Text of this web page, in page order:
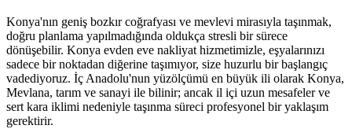
Konya'nın geniş bozkır coğrafyası ve mevlevi mirasıyla taşınmak,
doğru planlama yapılmadığında oldukça stresli bir sürece
dönüşebilir. Konya evden eve nakliyat hizmetimizle, eşyalarınızı
sadece bir noktadan diğerine taşımıyor, size huzurlu bir başlangıç
vadediyoruz. İç Anadolu'nun yüzölçümü en büyük ili olarak Konya,
Mevlana, tarım ve sanayi ile bilinir; ancak il içi uzun mesafeler ve
sert kara iklimi nedeniyle taşınma süreci profesyonel bir yaklaşım
gerektirir.